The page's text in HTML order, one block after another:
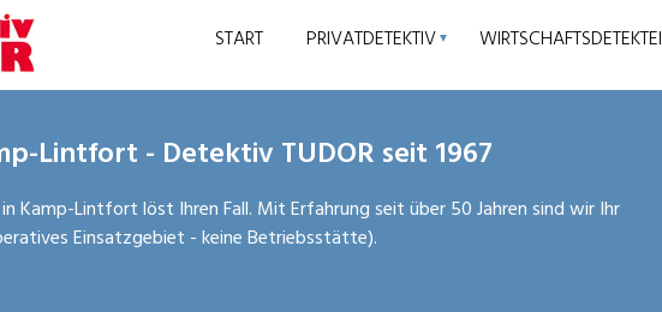
START PRIVATDETEKTIV ▼ WIRTSCHAFTSDETEKTEI
Lintfort - Detektiv TUDOR seit 1967
Kamp-Lintfort löst Ihren Fall. Mit Erfahrung seit über 50 Jahren sind wir Ihr
Einsatzgebiet - keine Betriebsstätte).